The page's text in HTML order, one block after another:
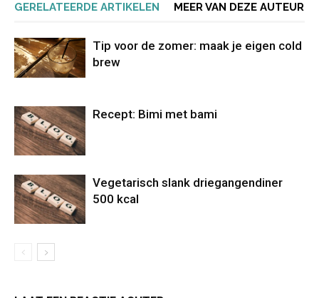
GERELATEERDE ARTIKELEN MEER VAN DEZE AUTEUR
Tip voor de zomer: maak je eigen cold
brew
Recept: Bimi met bami
Vegetarisch slank driegangendiner
500 kcal